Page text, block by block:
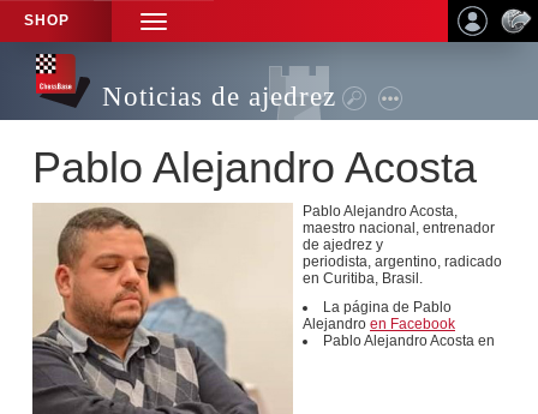
SHOP
TOGGLE
NAVIGATION
Noticias de ajedrez
Pablo Alejandro Acosta
Pablo Alejandro Acosta,
maestro nacional, entrenador
de ajedrez y
periodista, argentino, radicado
en Curitiba, Brasil.
La página de Pablo
Alejandro en Facebook
Pablo Alejandro Acosta en